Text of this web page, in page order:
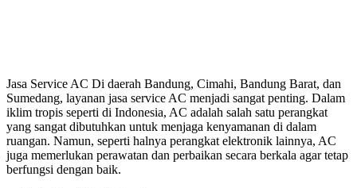
Jasa Service AC Di daerah Bandung, Cimahi, Bandung Barat, dan
Sumedang, layanan jasa service AC menjadi sangat penting. Dalam
iklim tropis seperti di Indonesia, AC adalah salah satu perangkat
yang sangat dibutuhkan untuk menjaga kenyamanan di dalam
ruangan. Namun, seperti halnya perangkat elektronik lainnya, AC
juga memerlukan perawatan dan perbaikan secara berkala agar tetap
berfungsi dengan baik.